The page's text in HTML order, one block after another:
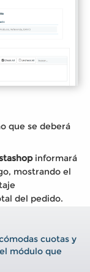
que se deberá
informará
mostrando el
del pedido.
cuotas y
módulo que